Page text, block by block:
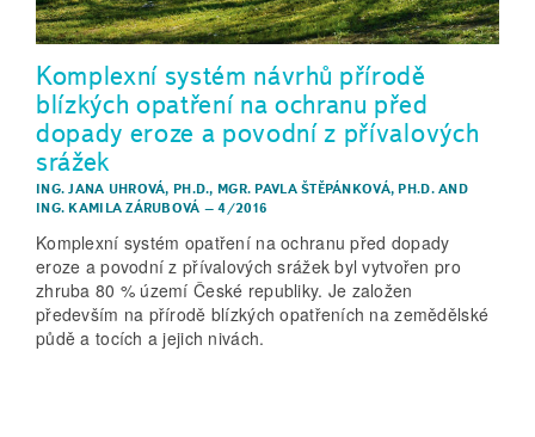
Komplexní systém návrhů přírodě
blízkých opatření na ochranu před
dopady eroze a povodní z přívalových
srážek
ING. JANA UHROVÁ, PH.D., MGR. PAVLA ŠTĚPÁNKOVÁ, PH.D.AND
ING. KAMILA ZÁRUBOVÁ –4/2016
Komplexní systém opatření na ochranu před dopady
eroze a povodní z přívalových srážek byl vytvořen pro
zhruba 80 % území České republiky. Je založen
především na přírodě blízkých opatřeních na zemědělské
půdě a tocích a jejich nivách.